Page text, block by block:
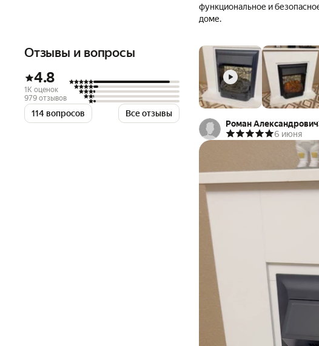
функциональное и
доме.
Отзывы и вопросы
4.8
1K оценок
979 отзывов
114 вопросов
Все отзывы
Роман Александрович
6 июня